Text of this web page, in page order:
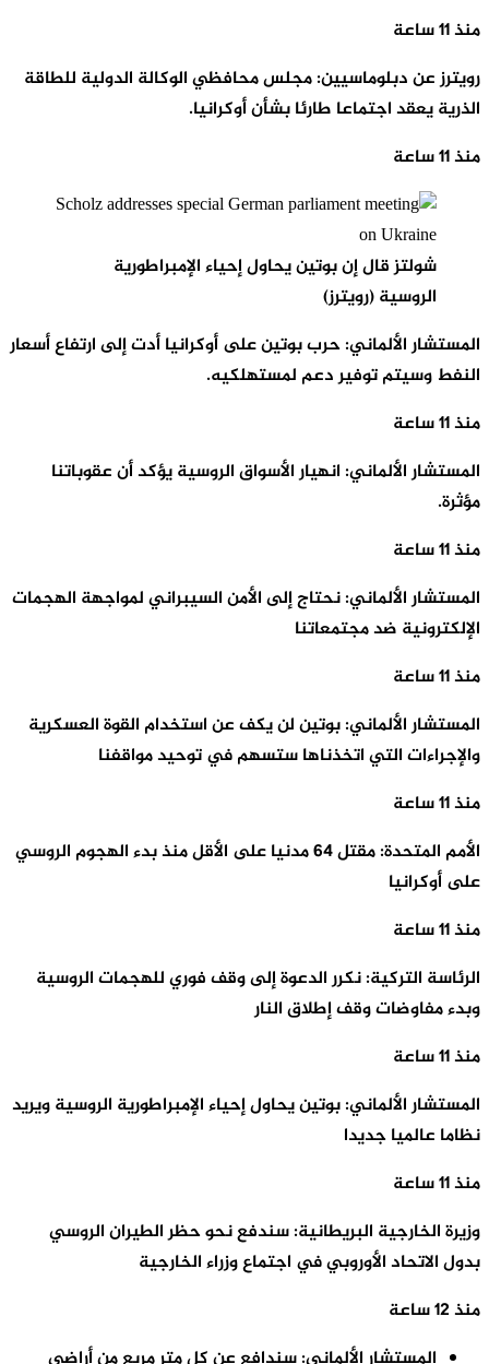
منذ 11 ساعة
رويترز عن دبلوماسيين: مجلس محافظي الوكالة الدولية للطاقة
الذرية يعقد اجتماعا طارئا بشأن أوكرانيا.
منذ 11 ساعة
شولتز قال إن بوتين يحاول إحياء الإمبراطورية
الروسية (رويترز)
المستشار الألماني: حرب بوتين على أوكرانيا أدت إلى ارتفاع أسعار
النفط وسيتم توفير دعم لمستهلكيه.
منذ 11 ساعة
المستشار الألماني: انهيار الأسواق الروسية يؤكد أن عقوباتنا
مؤثرة.
منذ 11 ساعة
المستشار الألماني: نحتاج إلى الأمن السيبراني لمواجهة الهجمات
الإلكترونية ضد مجتمعاتنا
منذ 11 ساعة
المستشار الألماني: بوتين لن يكف عن استخدام القوة العسكرية
والإجراءات التي اتخذناها ستسهم في توحيد مواقفنا
منذ 11 ساعة
الأمم المتحدة: مقتل 64 مدنيا على الأقل منذ بدء الهجوم الروسي
على أوكرانيا
منذ 11 ساعة
الرئاسة التركية: نكرر الدعوة إلى وقف فوري للهجمات الروسية
وبدء مفاوضات وقف إطلاق النار
منذ 11 ساعة
المستشار الألماني: بوتين يحاول إحياء الإمبراطورية الروسية ويريد
نظاما عالميا جديدا
منذ 11 ساعة
وزيرة الخارجية البريطانية: سندفع نحو حظر الطيران الروسي
بدول الاتحاد الأوروبي في اجتماع وزراء الخارجية
منذ 12 ساعة